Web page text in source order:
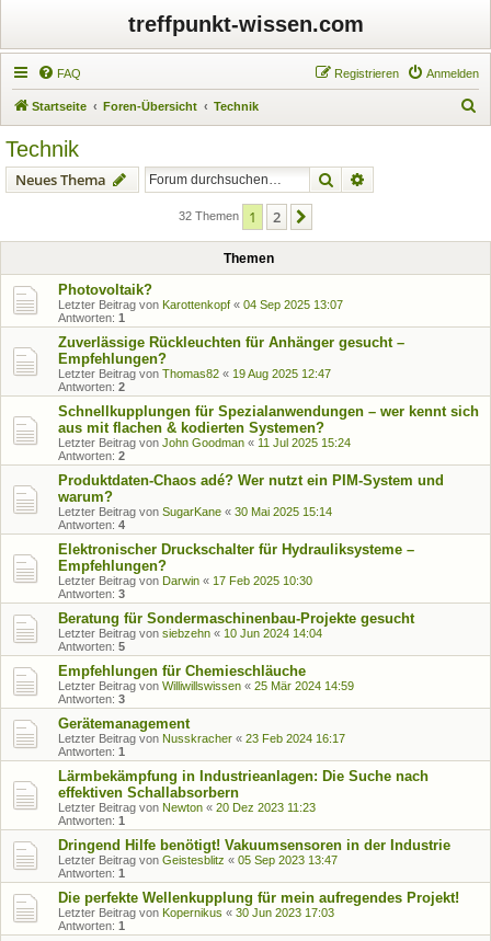
treffpunkt-wissen.com
FAQ Anmelden
Registrieren
Startseite Foren-Übersicht Technik
Technik
Neues Thema Suche
32 Themen 1 2
Themen
Photovoltaik?
Letzter Beitrag von Karottenkopf « 04 Sep 2025 13:07
Antworten: 1
Zuverlässige Rückleuchten für Anhänger gesucht –
Empfehlungen?
Letzter Beitrag von Thomas82 « 19 Aug 2025 12:47
Antworten: 2
Schnellkupplungen für Spezialanwendungen – wer kennt sich
aus mit flachen & kodierten Systemen?
Letzter Beitrag von John Goodman « 11 Jul 2025 15:24
Antworten: 2
Produktdaten-Chaos adé? Wer nutzt ein PIM-System und
warum?
Letzter Beitrag von SugarKane « 30 Mai 2025 15:14
Antworten: 4
Elektronischer Druckschalter für Hydrauliksysteme –
Empfehlungen?
Letzter Beitrag von Darwin « 17 Feb 2025 10:30
Antworten: 3
Beratung für Sondermaschinenbau-Projekte gesucht
Letzter Beitrag von siebzehn « 10 Jun 2024 14:04
Antworten: 5
Empfehlungen für Chemieschläuche
Letzter Beitrag von Williwillswissen « 25 Mär 2024 14:59
Antworten: 3
Gerätemanagement
Letzter Beitrag von Nusskracher « 23 Feb 2024 16:17
Antworten: 1
Lärmbekämpfung in Industrieanlagen: Die Suche nach
effektiven Schallabsorbern
Letzter Beitrag von Newton « 20 Dez 2023 11:23
Antworten: 1
Dringend Hilfe benötigt! Vakuumsensoren in der Industrie
Letzter Beitrag von Geistesblitz « 05 Sep 2023 13:47
Antworten: 1
Die perfekte Wellenkupplung für mein aufregendes Projekt!
Letzter Beitrag von Kopernikus « 30 Jun 2023 17:03
Antworten: 1